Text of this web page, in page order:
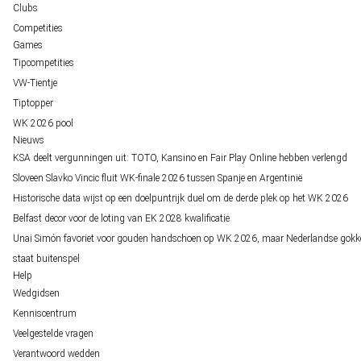
Clubs
Competities
Games
Tipcompetities
VW-Tientje
Tiptopper
WK 2026 pool
Nieuws
KSA deelt vergunningen uit: TOTO, Kansino en Fair Play Online hebben verlengd
Sloveen Slavko Vincic fluit WK-finale 2026 tussen Spanje en Argentinië
Historische data wijst op een doelpuntrijk duel om de derde plek op het WK 2026
Belfast decor voor de loting van EK 2028 kwalificatie
Unai Simón favoriet voor gouden handschoen op WK 2026, maar Nederlandse
staat buitenspel
Help
Wedgidsen
Kenniscentrum
Veelgestelde vragen
Verantwoord wedden